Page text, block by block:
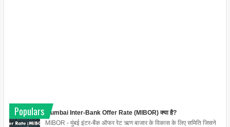
Populars
Mumbai Inter-Bank Offer Rate (MIBOR) क्या है?
MIBOR - मुंबई इंटर-बैंक ऑफर रेट ऋण बाजार के विकास के लिए समिति जिसने